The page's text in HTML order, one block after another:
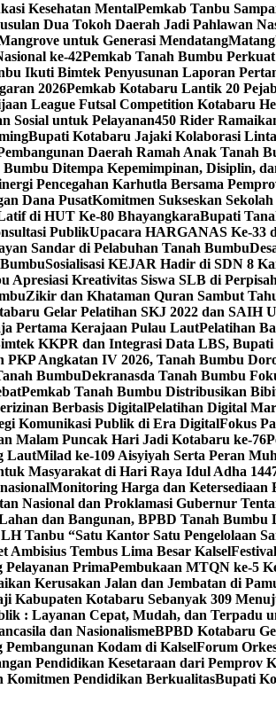
Kesehatan MentalPemkab Tanbu
Dua Tokoh Daerah Jadi Pahlawan
untuk Generasi Mendatang
ke-42Pemkab Tanah Bumbu
Ikuti Bimtek Penyusunan Laporan
2026Pemkab Kotabaru Lantik 20
League Futsal Competition Kotabaru
Sosial untuk Pelayanan450 Rider
Bupati Kotabaru Jajaki Kolaborasi
Daerah Ramah Anak Tanah
Bumbu Ditempa Kepemimpinan, Disiplin,
Pencegahan Karhutla Bersama
Dana PusatKomitmen Sukseskan
di HUT Ke-80 BhayangkaraBupati
PublikUpacara HARGANAS Ke-33
Sandar di Pelabuhan Tanah Bumbu
Sosialisasi KEJAR Hadir di SDN 8
Apresiasi Kreativitas Siswa SLB di
Zikir dan Khataman Quran Sambut
Gelar Pelatihan SKJ 2022 dan SAIH
Pertama Kerajaan Pulau LautPelatihan
KKPR dan Integrasi Data LBS,
PKP Angkatan IV 2026, Tanah Bumbu
BumbuDekranasda Tanah Bumbu
Pemkab Tanah Bumbu Distribusikan
Berbasis DigitalPelatihan Digital
Komunikasi Publik di Era DigitalFokus
Malam Puncak Hari Jadi Kotabaru ke-76
LautMilad ke-109 Aisyiyah Serta Peran
Masyarakat di Hari Raya Idul Adha
Monitoring Harga dan Ketersediaan
Nasional dan Proklamasi Gubernur
dan Bangunan, BPBD Tanah Bumbu
Tanbu “Satu Kantor Satu Pengelolaan
Ambisius Tembus Lima Besar Kalsel
PrimaPembukaan MTQN ke-5
Kerusakan Jalan dan Jembatan di
Kabupaten Kotabaru Sebanyak 309
: Layanan Cepat, Mudah, dan Terpadu
dan NasionalismeBPBD Kotabaru
Kodam di KalselForum
Pendidikan Kesetaraan dari Pemprov
Komitmen Pendidikan BerkualitasBupati